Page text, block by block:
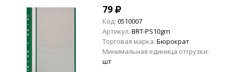
79
Код: 0510007
Артикул: BRT-PS10grn
Торговая марка: Бюрократ
Минимальная единица отгрузки:
шт